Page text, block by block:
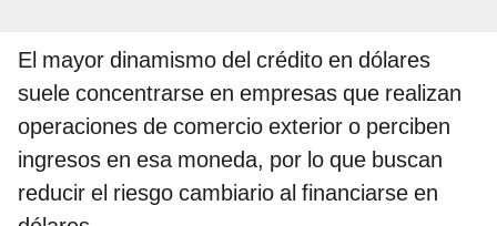
El mayor dinamismo del crédito en dólares
suele concentrarse en empresas que realizan
operaciones de comercio exterior o perciben
ingresos en esa moneda, por lo que buscan
reducir el riesgo cambiario al financiarse en